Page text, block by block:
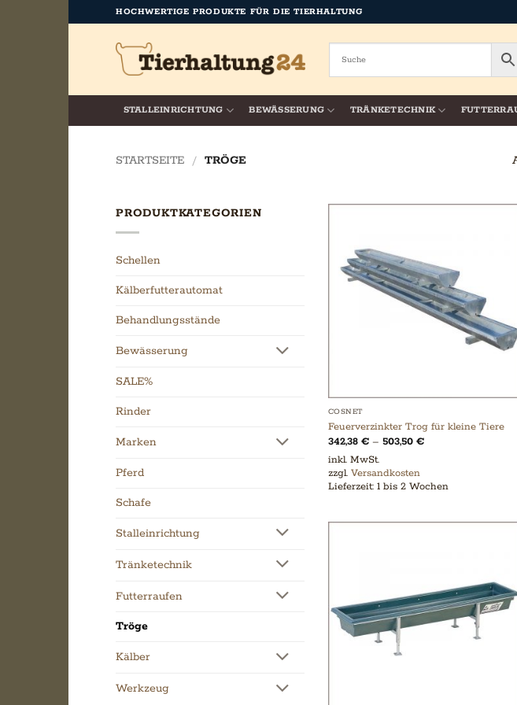
Inhalt
HOCHWERTIGE PRODUKTE FÜR DIE TIERHALTUNG
STALLEINRICHTUNG BEWÄSSERUNG TRÄNKETECHNIK
STARTSEITE / TRÖGE
PRODUKTKATEGORIEN
Schellen
Kälberfutterautomat
Behandlungsstände
Bewässerung
SALE%
Rinder
Marken
Pferd
Schafe
Stalleinrichtung
Tränketechnik
Futterraufen
Tröge
Kälber
Werkzeug
COSNET
Feuerverzinkter Trog für kleine Tiere
342,38 €– 503,50 €
inkl. MwSt.
zzgl. Versandkosten
Lieferzeit: 1 bis 2 Wochen